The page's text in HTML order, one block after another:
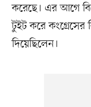
করেছে। এর আগে
টুইট করে কংগ্রেসের
দিয়েছিলেন।